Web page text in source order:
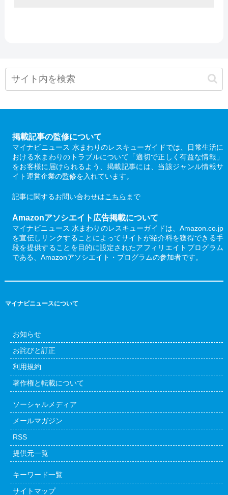
掲載記事の監修について
マイナビニュース 水まわりのレスキューガイドでは、日常生活に
おける水まわりのトラブルについて「適切で正しく有益な情報」
をお客様に届けられるよう、掲載記事には、当該ジャンル情報サ
イト運営企業の監修を入れています。
記事に関するお問い合わせはこちら まで
Amazonアソシエイト広告掲載について
マイナビニュース 水まわりのレスキューガイドは、Amazon.co.jp
を宣伝しリンクすることによってサイトが紹介料を獲得できる手
段を提供することを目的に設定されたアフィリエイトプログラム
である、Amazonアソシエイト・プログラムの参加者です。
マイナビニュースについて
お知らせ
お詫びと訂正
利用規約
著作権と転載について
ソーシャルメディア
メールマガジン
RSS
提供元一覧
キーワード一覧
サイトマップ